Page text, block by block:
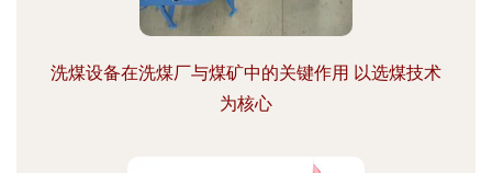
洗煤设备在洗煤厂与煤矿中的关键作用 以选煤技术
为核心